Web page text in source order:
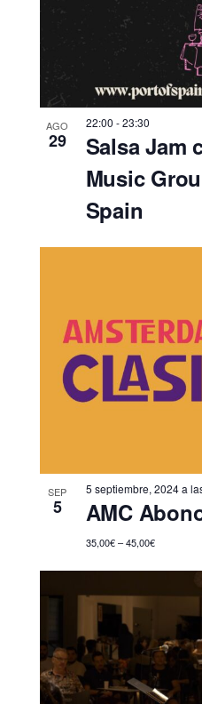
AGO
29
22:00 -23:30
Salsa Jam
Music
Spain
SEP
5
5 septiembre, 2024 a
AMC
35,00€ – 45,00€